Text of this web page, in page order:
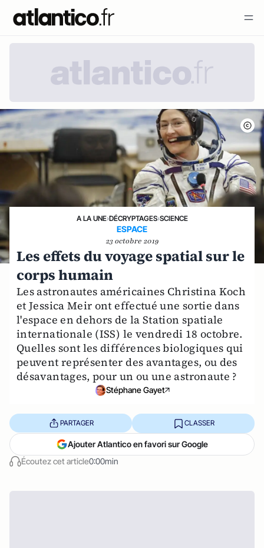
A LA UNE›DÉCRYPTAGES›SCIENCE
ESPACE
23 octobre 2019
Les effets du voyage spatial sur le
corps humain
Les astronautes américaines Christina Koch
et Jessica Meir ont effectué une sortie dans
l'espace en dehors de la Station spatiale
internationale (ISS) le vendredi 18 octobre.
Quelles sont les différences biologiques qui
peuvent représenter des avantages, ou des
désavantages, pour un ou une astronaute ?
Stéphane Gayet
Écoutez cet article0:00min
PARTAGER CLASSER
Ajouter Atlantico en favori sur Google